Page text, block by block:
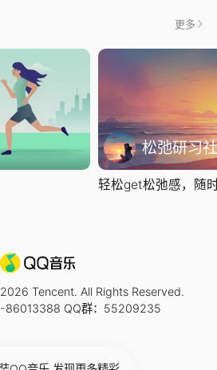
更多
松弛研习社
轻松get松弛感，随
2026 Tencent. All Rights Reserved.
86013388 QQ群：55209235